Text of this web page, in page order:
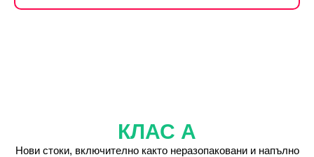
КЛАС А
Нови стоки, включително както неразопаковани и напълно